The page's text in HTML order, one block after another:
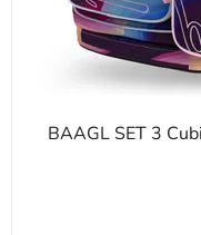
BAAGL SET 3